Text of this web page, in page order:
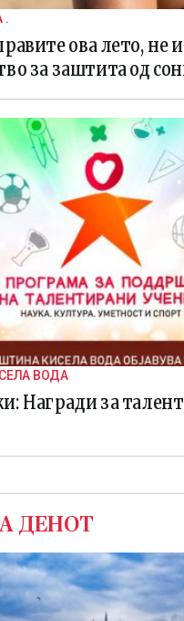
.
ова лето, не
за заштита од
ВОДА
Награди за
ДЕНОТ